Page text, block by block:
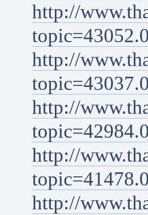
http://
http://
http://
http://
http://